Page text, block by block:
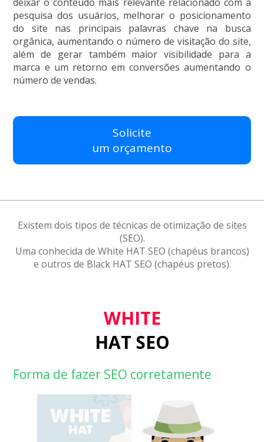
pesquisa dos usuários, melhorar o posicionamento
do site nas principais palavras chave na busca
orgânica, aumentando o número de visitação do site,
além de gerar também maior visibilidade para a
marca e um retorno em conversões aumentando o
número de vendas.
Solicite
um orçamento
Existem dois tipos de técnicas de otimização de sites
(SEO).
Uma conhecida de White HAT SEO (chapéus brancos)
e outros de Black HAT SEO (chapéus pretos).
WHITE
HAT SEO
Forma de fazer SEO corretamente